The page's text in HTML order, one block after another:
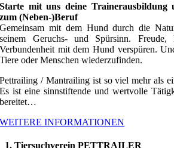
Starte mit uns deine Trainerausbildung
zum (Neben-)Beruf
Gemeinsam mit dem Hund durch die
seinem Geruchs- und Spürsinn.
Verbundenheit mit dem Hund verspüren.
Tiere oder Menschen wiederzufinden.
Pettrailing / Mantrailing ist so viel mehr als
Es ist eine sinnstiftende und wertvolle
bereitet…
WEITERE INFORMATIONEN
1. Tiersuchverein PETTRAILER